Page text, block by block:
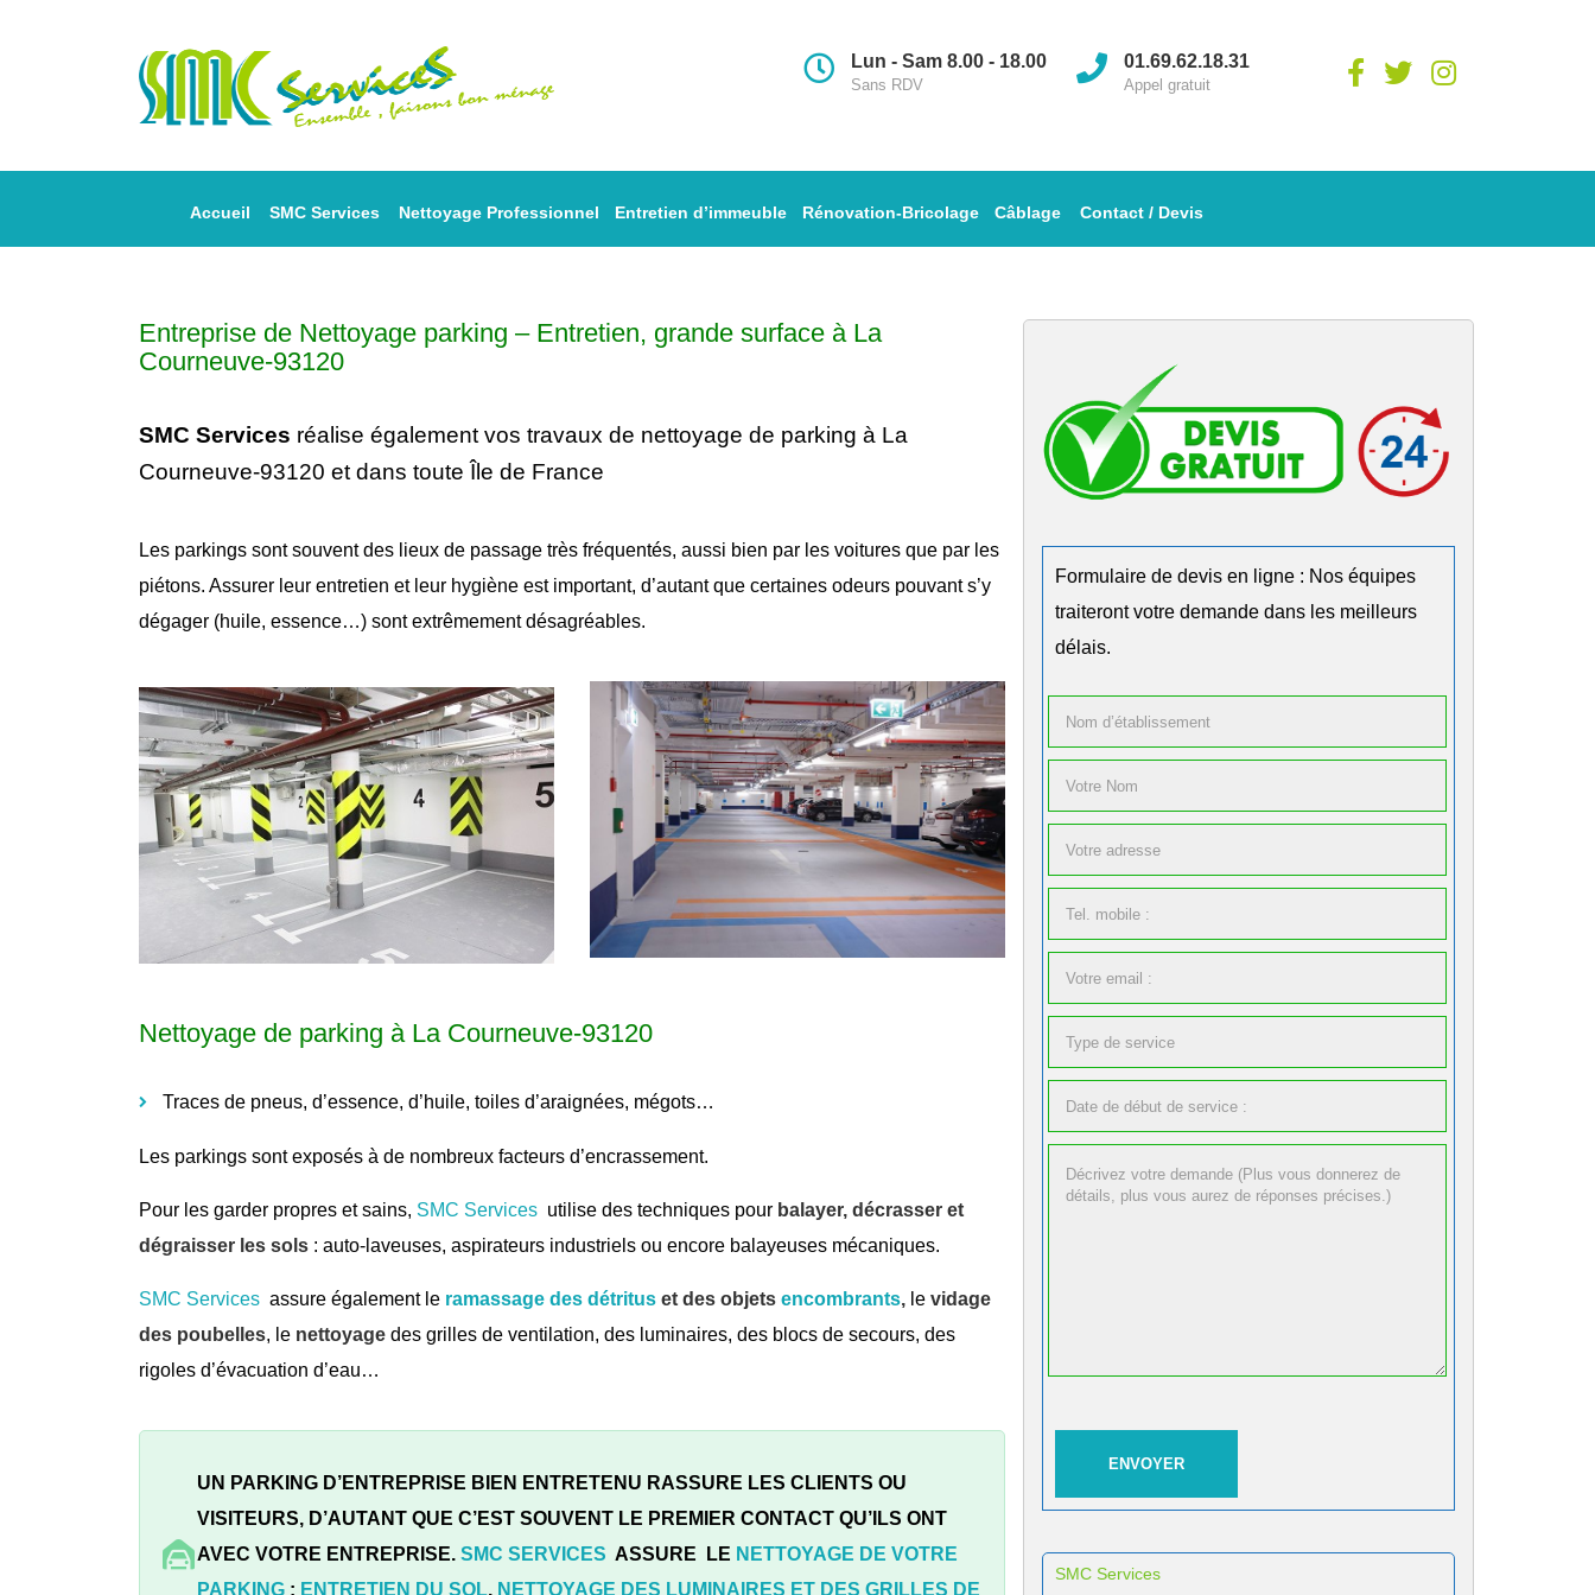
01.69.62.18.31
Appel gratuit
Lun - Sam 8.00 - 18.00
Sans RDV
Accueil SMC Services Nettoyage Professionnel Entretien d’immeuble Rénovation-Bricolage Câblage Contact / Devis
Entreprise de Nettoyage parking – Entretien, grande surface à La
Courneuve-93120
SMC Services réalise également vos travaux de nettoyage de parking à La
Courneuve-93120 et dans toute Île de France
Les parkings sont souvent des lieux de passage très fréquentés, aussi bien par les voitures que par les
piétons. Assurer leur entretien et leur hygiène est important, d’autant que certaines odeurs pouvant s’y
dégager (huile, essence…) sont extrêmement désagréables.
Nettoyage de parking à La Courneuve-93120
Traces de pneus, d’essence, d’huile, toiles d’araignées, mégots…
Les parkings sont exposés à de nombreux facteurs d’encrassement.
Pour les garder propres et sains, SMC Services utilise des techniques pour balayer, décrasser et
dégraisser les sols : auto-laveuses, aspirateurs industriels ou encore balayeuses mécaniques.
SMC Services assure également le ramassage des détritus et des objets encombrants, le vidage
des poubelles, le nettoyage des grilles de ventilation, des luminaires, des blocs de secours, des
rigoles d’évacuation d’eau…
UN PARKING D’ENTREPRISE BIEN ENTRETENU RASSURE LES CLIENTS OU
VISITEURS, D’AUTANT QUE C’EST SOUVENT LE PREMIER CONTACT QU’ILS ONT
AVEC VOTRE ENTREPRISE. SMC SERVICES ASSURE LE NETTOYAGE DE VOTRE
PARKING : ENTRETIEN DU SOL, NETTOYAGE DES LUMINAIRES ET DES GRILLES DE
Formulaire de devis en ligne : Nos équipes
traiteront votre demande dans les meilleurs
délais.
SMC Services